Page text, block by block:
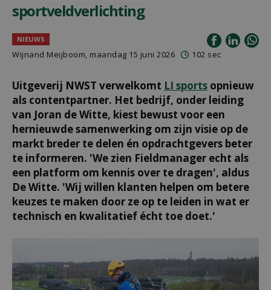
sportveldverlichting
NIEUWS
Wijnand Meijboom, maandag 15 juni 2026 102 sec
Uitgeverij NWST verwelkomt LI sports opnieuw
als contentpartner. Het bedrijf, onder leiding
van Joran de Witte, kiest bewust voor een
hernieuwde samenwerking om zijn visie op de
markt breder te delen én opdrachtgevers beter
te informeren. 'We zien Fieldmanager echt als
een platform om kennis over te dragen', aldus
De Witte. 'Wij willen klanten helpen om betere
keuzes te maken door ze op te leiden in wat er
technisch en kwalitatief écht toe doet.'